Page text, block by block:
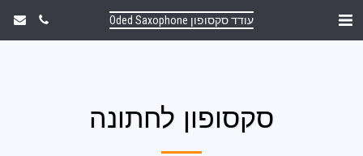
עודד סקסופון Oded Saxophone
סקסופון לחתונה